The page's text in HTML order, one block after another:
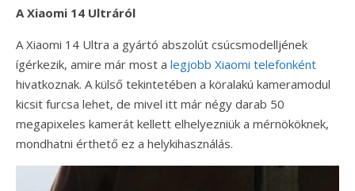
A Xiaomi 14 Ultráról
A Xiaomi 14 Ultra a gyártó abszolút csúcsmodelljének
ígérkezik, amire már most a legjobb Xiaomi telefonként
hivatkoznak. A külső tekintetében a köralakú kameramodul
kicsit furcsa lehet, de mivel itt már négy darab 50
megapixeles kamerát kellett elhelyezniük a mérnököknek,
mondhatni érthető ez a helykihasználás.